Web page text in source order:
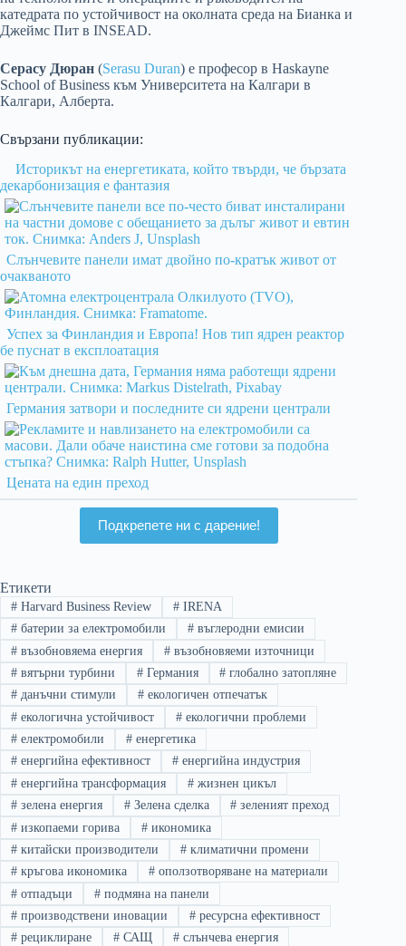
катедрата по устойчивост на околната среда на Бианка и
Джеймс Пит в INSEAD.
Серасу Дюран (Serasu Duran) е професор в Haskayne
School of Business към Университета на Калгари в
Калгари, Алберта.
Свързани публикации:
Историкът на енергетиката, който твърди, че бързата
декарбонизация е фантазия
Слънчевите панели имат двойно по-кратък живот от
очакваното
Успех за Финландия и Европа! Нов тип ядрен реактор
бе пуснат в експлоатация
Германия затвори и последните си ядрени централи
Цената на един преход
Подкрепете ни с дарение!
Етикети
#Harvard Business Review #IRENA
#батерии за електромобили #въглеродни емисии
#възобновяема енергия #възобновяеми източници
#вятърни турбини #Германия # глобално затопляне
#данъчни стимули #екологичен отпечатък
#екологична устойчивост #екологични проблеми
#електромобили #енергетика
#енергийна ефективност #енергийна индустрия
#енергийна трансформация #жизнен цикъл
#зелена енергия #Зелена сделка # зеленият преход
#изкопаеми горива #икономика
#китайски производители #климатични промени
#кръгова икономика #оползотворяване на материали
#отпадъци #подмяна на панели
#производствени иновации #ресурсна ефективност
#рециклиране #САЩ # слънчева енергия